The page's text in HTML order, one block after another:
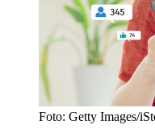
Foto: Getty Images/